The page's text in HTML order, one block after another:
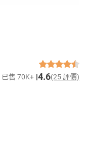
已售 70K+ 4.6(25 評價)